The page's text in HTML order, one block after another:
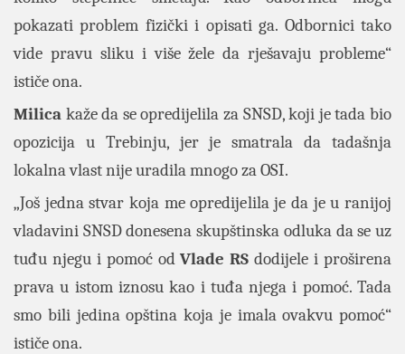
pokazati problem fizički i opisati ga. Odbornici tako
vide pravu sliku i više žele da rješavaju probleme“
ističe ona.
Milica kaže da se opredijelila za SNSD, koji je tada bio
opozicija u Trebinju, jer je smatrala da tadašnja
lokalna vlast nije uradila mnogo za OSI.
„Još jedna stvar koja me opredijelila je da je u ranijoj
vladavini SNSD donesena skupštinska odluka da se uz
tuđu njegu i pomoć odVlade RS dodijele i proširena
prava u istom iznosu kao i tuđa njega i pomoć. Tada
smo bili jedina opština koja je imala ovakvu pomoć“
ističe ona.